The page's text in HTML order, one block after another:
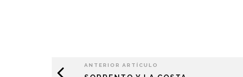
ANTERIOR ARTÍCULO